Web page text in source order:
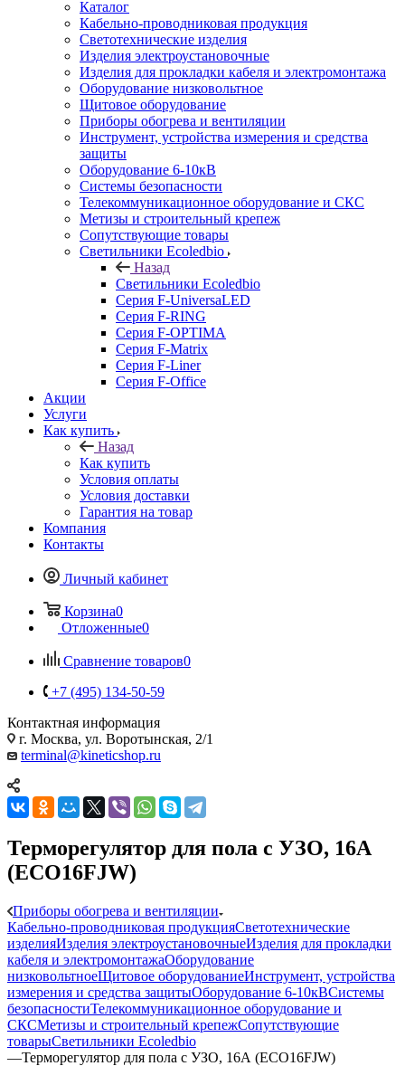
Каталог
Кабельно-проводниковая продукция
Светотехнические изделия
Изделия электроустановочные
Изделия для прокладки кабеля и электромонтажа
Оборудование низковольтное
Щитовое оборудование
Приборы обогрева и вентиляции
Инструмент, устройства измерения и средства
защиты
Оборудование 6-10кВ
Системы безопасности
Телекоммуникационное оборудование и СКС
Метизы и строительный крепеж
Сопутствующие товары
Светильники Ecoledbio
Назад
Светильники Ecoledbio
Серия F-UniversaLED
Серия F-RING
Серия F-OPTIMA
Серия F-Matrix
Серия F-Liner
Серия F-Office
Акции
Услуги
Как купить
Назад
Как купить
Условия оплаты
Условия доставки
Гарантия на товар
Компания
Контакты
Личный кабинет
Корзина0
Отложенные0
Сравнение товаров0
+7 (495) 134-50-59
Контактная информация
г. Москва, ул. Воротынская, 2/1
terminal@kineticshop.ru
Терморегулятор для пола с УЗО, 16А
(ECO16FJW)
Приборы обогрева и вентиляции
Кабельно-проводниковая продукцияСветотехнические
изделияИзделия электроустановочныеИзделия для прокладки
кабеля и электромонтажаОборудование
низковольтноеЩитовое оборудованиеИнструмент, устройства
измерения и средства защитыОборудование 6-10кВСистемы
безопасностиТелекоммуникационное оборудование и
СКСМетизы и строительный крепежСопутствующие
товарыСветильники Ecoledbio
—Терморегулятор для пола с УЗО, 16А (ECO16FJW)